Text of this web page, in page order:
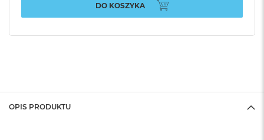
DO KOSZYKA
OPIS PRODUKTU